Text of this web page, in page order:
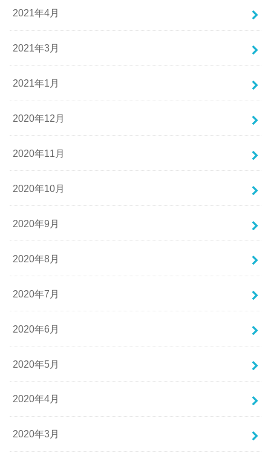
2021年4月
2021年3月
2021年1月
2020年12月
2020年11月
2020年10月
2020年9月
2020年8月
2020年7月
2020年6月
2020年5月
2020年4月
2020年3月